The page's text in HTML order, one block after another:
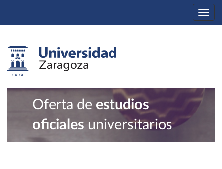
Oferta de estudios
oficiales universitarios